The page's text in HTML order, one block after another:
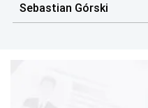
Sebastian Górski